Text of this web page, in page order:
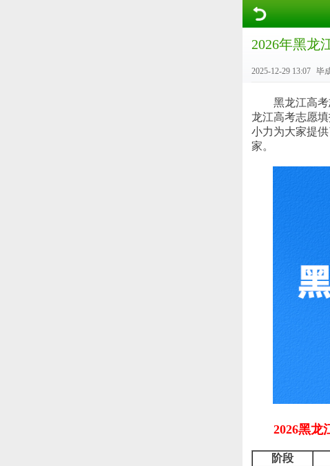
2026年黑龙
2025-12-29 13:07 毕
黑龙江高考志
龙江高考志愿
小力为大家提
家。
2026黑龙
阶段